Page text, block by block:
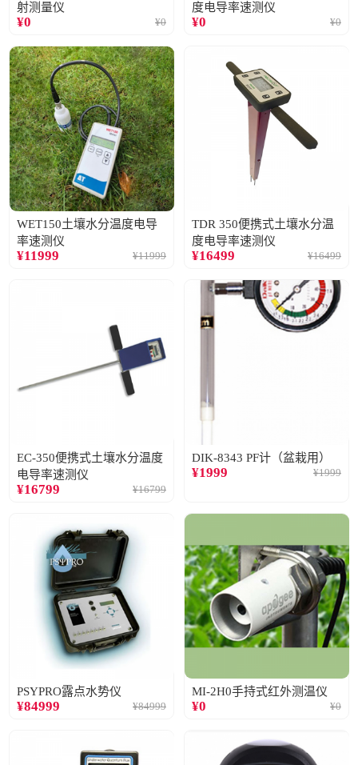
射测量仪
¥0 ¥0
度电导率速测仪
¥0 ¥0
WET150土壤水分温度电导
率速测仪
¥11999 ¥11999
TDR 350便携式土壤水分温
度电导率速测仪
¥16499 ¥16499
EC-350便携式土壤水分温度
电导率速测仪
¥16799 ¥16799
DIK-8343 PF计（盆栽用）
¥1999 ¥1999
PSYPRO露点水势仪
¥84999 ¥84999
MI-2H0手持式红外测温仪
¥0 ¥0